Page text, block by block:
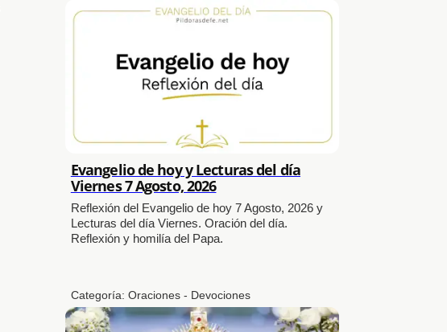
Evangelio de hoy y Lecturas del día
Viernes 7 Agosto, 2026
Reflexión del Evangelio de hoy 7 Agosto, 2026 y
Lecturas del día Viernes. Oración del día.
Reflexión y homilía del Papa.
Categoría: Oraciones - Devociones